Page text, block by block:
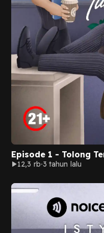
Episode 1 - Tolong
12,3 rb 3 tahun lalu